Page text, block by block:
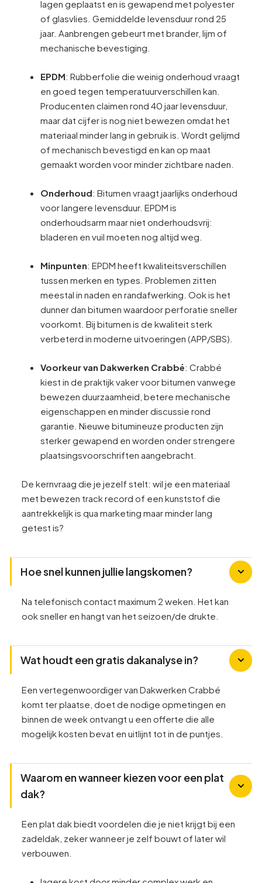
lagen geplaatst en is gewapend met polyester
of glasvlies. Gemiddelde levensduur rond 25
jaar. Aanbrengen gebeurt met brander, lijm of
mechanische bevestiging.
EPDM: Rubberfolie die weinig onderhoud vraagt
en goed tegen temperatuurverschillen kan.
Producenten claimen rond 40 jaar levensduur,
maar dat cijfer is nog niet bewezen omdat het
materiaal minder lang in gebruik is. Wordt gelijmd
of mechanisch bevestigd en kan op maat
gemaakt worden voor minder zichtbare naden.
Onderhoud: Bitumen vraagt jaarlijks onderhoud
voor langere levensduur. EPDM is
onderhoudsarm maar niet onderhoudsvrij:
bladeren en vuil moeten nog altijd weg.
Minpunten: EPDM heeft kwaliteitsverschillen
tussen merken en types. Problemen zitten
meestal in naden en randafwerking. Ook is het
dunner dan bitumen waardoor perforatie sneller
voorkomt. Bij bitumen is de kwaliteit sterk
verbeterd in moderne uitvoeringen (APP/SBS).
Voorkeur van Dakwerken Crabbé: Crabbé
kiest in de praktijk vaker voor bitumen vanwege
bewezen duurzaamheid, betere mechanische
eigenschappen en minder discussie rond
garantie. Nieuwe bitumineuze producten zijn
sterker gewapend en worden onder strengere
plaatsingsvoorschriften aangebracht.
De kernvraag die je jezelf stelt: wil je een materiaal
met bewezen track record of een kunststof die
aantrekkelijk is qua marketing maar minder lang
getest is?
Hoe snel kunnen jullie langskomen?
Na telefonisch contact maximum 2 weken. Het kan
ook sneller en hangt van het seizoen/de drukte.
Wat houdt een gratis dakanalyse in?
Een vertegenwoordiger van Dakwerken Crabbé
komt ter plaatse, doet de nodige opmetingen en
binnen de week ontvangt u een offerte die alle
mogelijk kosten bevat en uitlijnt tot in de puntjes.
Waarom en wanneer kiezen voor een plat
dak?
Een plat dak biedt voordelen die je niet krijgt bij een
zadeldak, zeker wanneer je zelf bouwt of later wil
verbouwen.